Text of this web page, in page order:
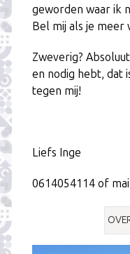
geworden waar ik
Bel mij als je
Zweverig?
en nodig hebt, dat
tegen mij!
Liefs Inge
0614054114 of